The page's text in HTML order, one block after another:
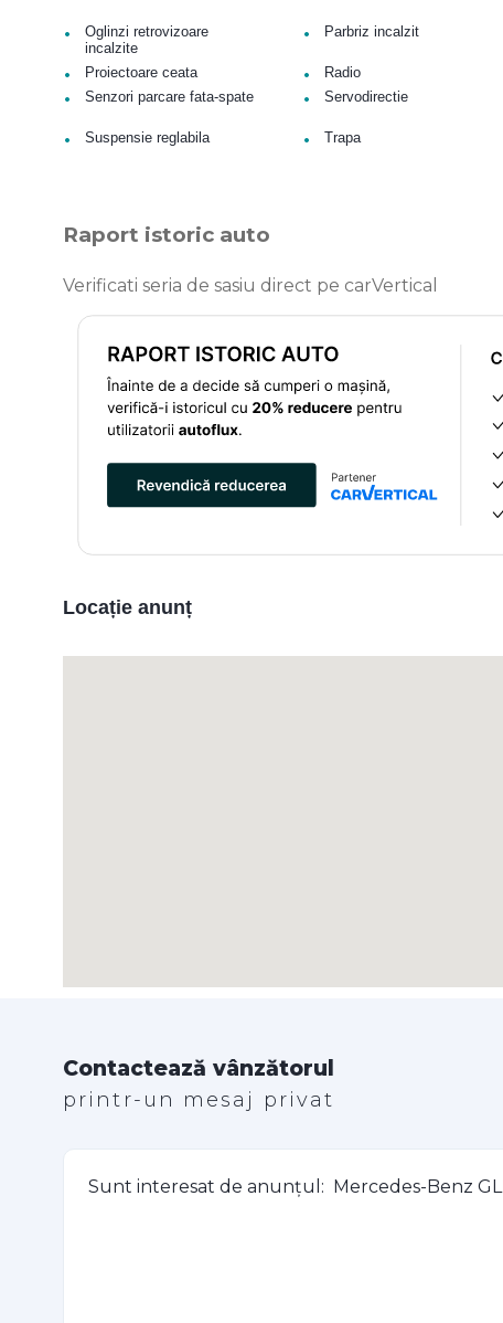
•
Oglinzi retrovizoare
incalzite
• Parbriz incalzit
• Proiectoare ceata • Radio
• Senzori parcare fata-spate • Servodirectie
• Suspensie reglabila • Trapa
Raport istoric auto
Verificati seria de sasiu direct pe carVertical
Locație anunț
Contactează vânzătorul
printr-un mesaj privat